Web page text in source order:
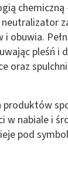
obuwia.
pleśń i
oraz
nabiale i
pod